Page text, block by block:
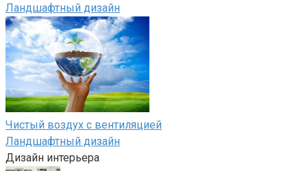
Ландшафтный дизайн
Чистый воздух с вентиляцией
Ландшафтный дизайн
Дизайн интерьера